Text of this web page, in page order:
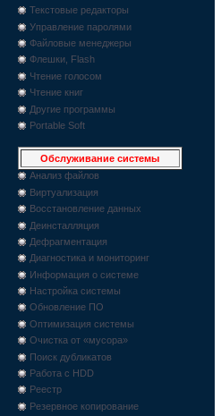
Текстовые редакторы
Управление паролями
Файловые менеджеры
Флешки, Flash
Чтение голосом
Чтение книг
Другие программы
Portable Soft
Обслуживание системы
Анализ файлов
Виртуализация
Восстановление данных
Деинсталляция
Дефрагментация
Диагностика и мониторинг
Информация о системе
Настройка системы
Обновление ПО
Оптимизация системы
Очистка от «мусора»
Поиск дубликатов
Работа с HDD
Реестр
Резервное копирование